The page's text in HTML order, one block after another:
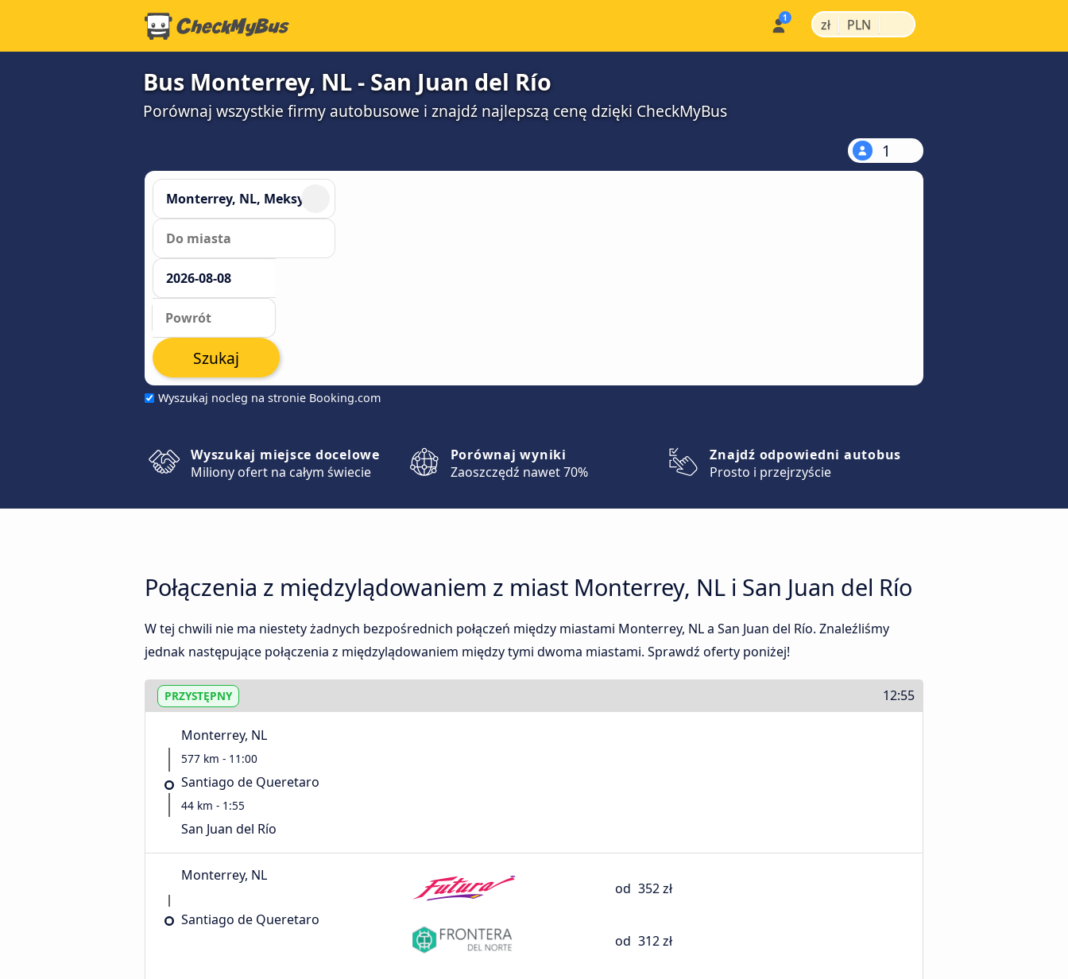
zł | PLN |
Bus Monterrey, NL - San Juan del Río
Porównaj wszystkie firmy autobusowe i znajdź najlepszą cenę dzięki CheckMyBus
1
Wyszukaj nocleg na stronie Booking.com
Szukaj
Wyszukaj miejsce docelowe
Miliony ofert na całym świecie
Porównaj wyniki
Zaoszczędź nawet 70%
Znajdź odpowiedni autobus
Prosto i przejrzyście
Połączenia z międzylądowaniem z miast Monterrey, NL i San Juan del Río
W tej chwili nie ma niestety żadnych bezpośrednich połączeń między miastami Monterrey, NL a San Juan del Río. Znaleźliśmy
jednak następujące połączenia z międzylądowaniem między tymi dwoma miastami. Sprawdź oferty poniżej!
PRZYSTĘPNY 12:55
Monterrey, NL
577 km - 11:00
Santiago de Queretaro
44 km - 1:55
San Juan del Río
Monterrey, NL
Santiago de Queretaro
od 352 zł
od 312 zł